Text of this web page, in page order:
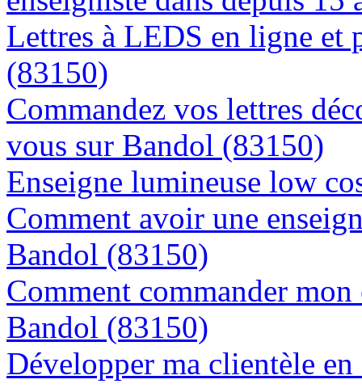
Lettres à LEDS en ligne et
(83150)
Commandez vos lettres
vous sur Bandol (83150)
Enseigne lumineuse low
Comment avoir une
Bandol (83150)
Comment commander
Bandol (83150)
Développer ma clientèle